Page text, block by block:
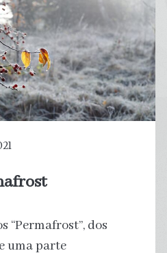
“Permafrost”, dos
uma parte